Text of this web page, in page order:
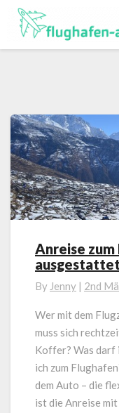
Anreise
zum
Flughafen
mit
Autos
von
Worksystem
Anreise
By Jenny | 2nd
Wer mit dem
muss sich
Koffer? Was darf
ich zum
dem Auto – die
ist die Anreise mit